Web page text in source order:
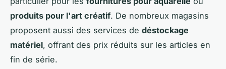
produits pour l'art créatif. De nombreux magasins
proposent aussi des services de déstockage
matériel, offrant des prix réduits sur les articles en
fin de série.